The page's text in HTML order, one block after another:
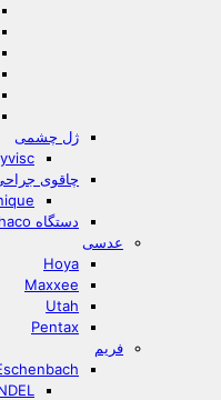
ژل چشمی
چاقوی
دستگاه phaco
عدسی
Hoya
Maxxee
Utah
Pentax
فریم